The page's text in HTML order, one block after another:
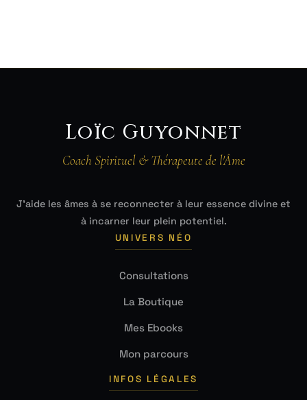
Loïc Guyonnet
Coach Spirituel & Thérapeute de l'Âme
J'aide les âmes à se reconnecter à leur essence divine et
à incarner leur plein potentiel.
UNIVERS NÉO
Consultations
La Boutique
Mes Ebooks
Mon parcours
INFOS LÉGALES